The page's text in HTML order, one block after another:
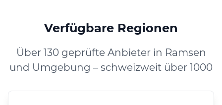
Verfügbare Regionen
Über 130 geprüfte Anbieter in Ramsen
und Umgebung – schweizweit über 1000